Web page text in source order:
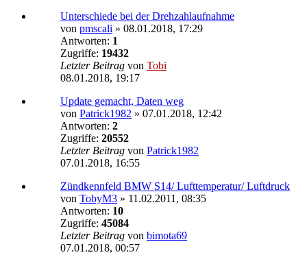
Unterschiede bei der Drehzahlaufnahme
von pmscali » 08.01.2018, 17:29
Antworten: 1
Zugriffe: 19432
Letzter Beitrag von Tobi
08.01.2018, 19:17
Update gemacht, Daten weg
von Patrick1982 » 07.01.2018, 12:42
Antworten: 2
Zugriffe: 20552
Letzter Beitrag von Patrick1982
07.01.2018, 16:55
Zündkennfeld BMW S14/ Lufttemperatur/ Luftdruck
von TobyM3 » 11.02.2011, 08:35
Antworten: 10
Zugriffe: 45084
Letzter Beitrag von bimota69
07.01.2018, 00:57